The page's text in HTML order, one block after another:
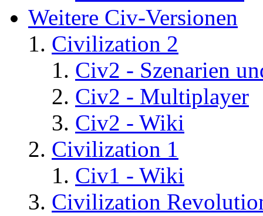
Weitere Civ-Versionen
Civilization 2
Civ2 - Szenarien
Civ2 - Multiplayer
Civ2 - Wiki
Civilization 1
Civ1 - Wiki
Civilization